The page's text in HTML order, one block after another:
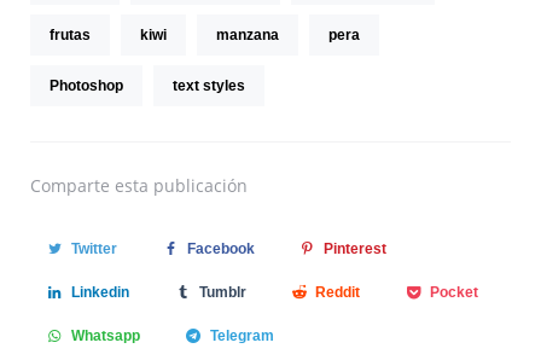
frutas kiwi manzana pera
Photoshop text styles
Comparte esta publicación
Twitter Facebook Pinterest
Linkedin Tumblr Reddit Pocket
Whatsapp Telegram